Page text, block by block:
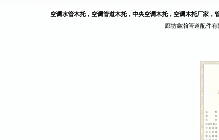
空调水管木托，空调管道木托，中央空调木托，空调木托厂家，
廊坊鑫瀚管道配件有限